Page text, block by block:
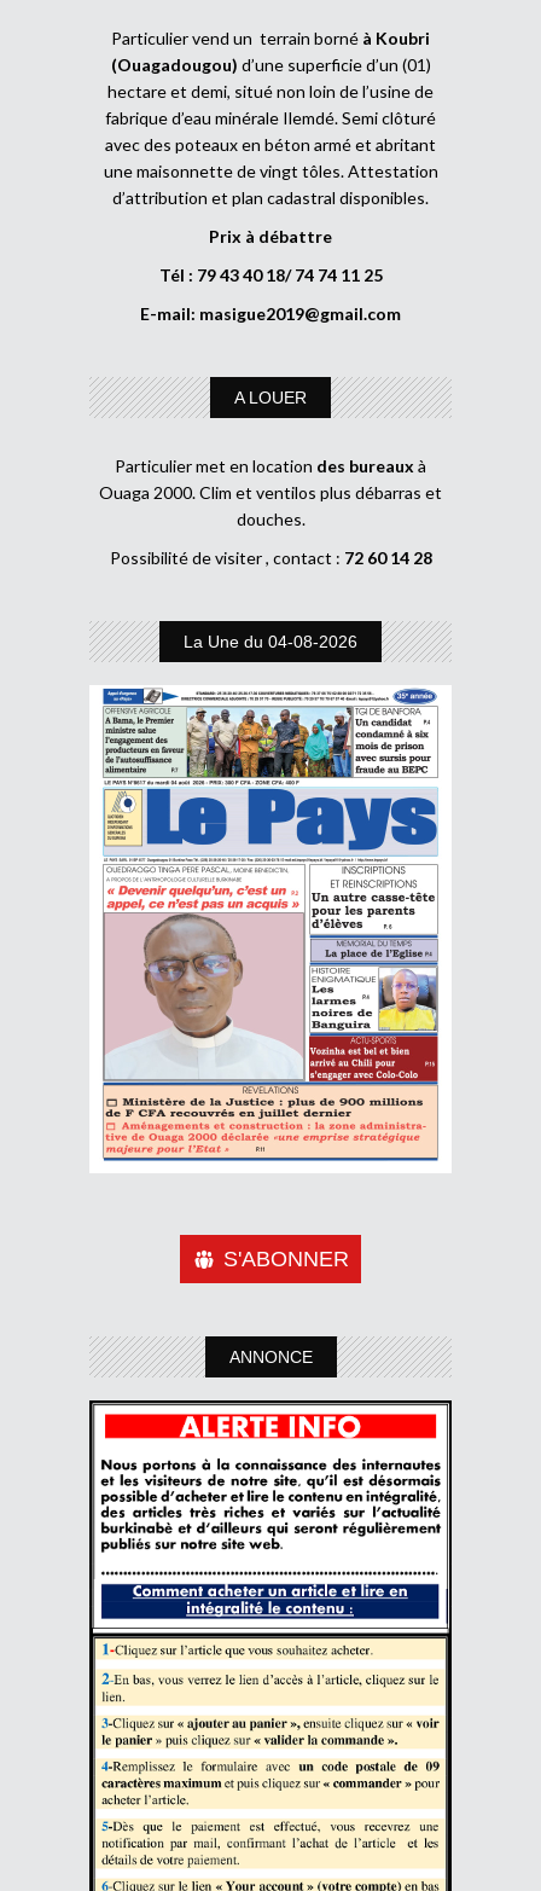
Particulier vend un terrain borné à Koubri
(Ouagadougou) d’une superficie d’un (01)
hectare et demi, situé non loin de l’usine de
fabrique d’eau minérale Ilemdé. Semi clôturé
avec des poteaux en béton armé et abritant
une maisonnette de vingt tôles. Attestation
d’attribution et plan cadastral disponibles.
Prix à débattre
Tél : 79 43 40 18/ 74 74 11 25
E-mail: masigue2019@gmail.com
A LOUER
Particulier met en location des bureaux à
Ouaga 2000. Clim et ventilos plus débarras et
douches.
Possibilité de visiter , contact : 72 60 14 28
La Une du 04-08-2026
S'ABONNER
ANNONCE